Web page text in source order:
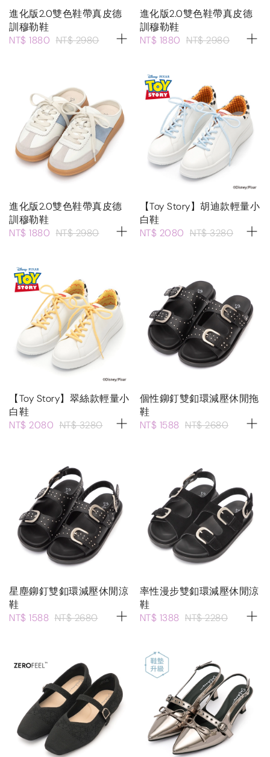
進化版2.0雙色鞋帶真皮德
訓穆勒鞋
NT$ 1880 NT$ 2980
進化版2.0雙色鞋帶真皮德
訓穆勒鞋
NT$ 1880 NT$ 2980
進化版2.0雙色鞋帶真皮德
訓穆勒鞋
NT$ 1880 NT$ 2980
【Toy Story】胡迪款輕量小
白鞋
NT$ 2080 NT$ 3280
【Toy Story】翠絲款輕量小
白鞋
NT$ 2080 NT$ 3280
個性鉚釘雙釦環減壓休閒拖
鞋
NT$ 1588 NT$ 2680
星塵鉚釘雙釦環減壓休閒涼
鞋
NT$ 1588 NT$ 2680
率性漫步雙釦環減壓休閒涼
鞋
NT$ 1388 NT$ 2280